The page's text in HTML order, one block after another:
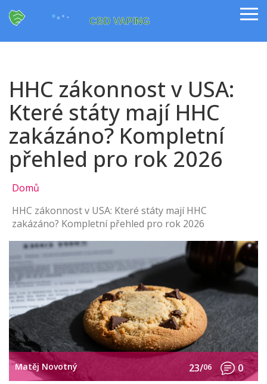
HHC zákonnost v USA:
Které státy mají HHC
zakázáno? Kompletní
přehled pro rok 2026
Domů
HHC zákonnost v USA: Které státy mají HHC
zakázáno? Kompletní přehled pro rok 2026
Matěj Novotný 23/06 0